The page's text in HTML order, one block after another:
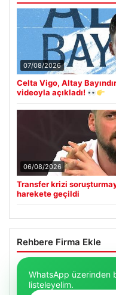
07/08/2026
Celta Vigo, Altay
videoyla açıkladı!
06/08/2026
Transfer krizi
harekete geçildi
Rehbere Firma Ekle
WhatsApp üzerinden
listeleyelim.